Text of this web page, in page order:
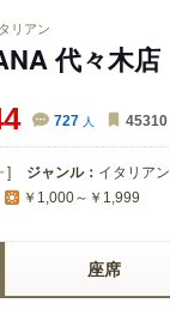
リアン
代々木店
727 人 45310
] ジャンル： イタリアン
￥1,000～￥1,999
座席